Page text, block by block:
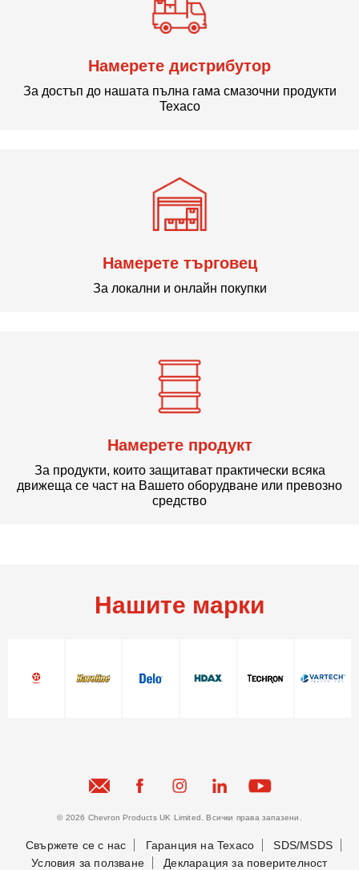
Намерете дистрибутор
За достъп до нашата пълна гама смазочни продукти
Texaco
Намерете търговец
За локални и онлайн покупки
Намерете продукт
За продукти, които защитават практически всяка
движеща се част на Вашето оборудване или превозно
средство
Нашите марки
© 2026 Chevron Products UK Limited. Всички права запазени.
Свържете се с нас Гаранция на Texaco
SDS/MSDS
Условия за ползване
Декларация за поверителност